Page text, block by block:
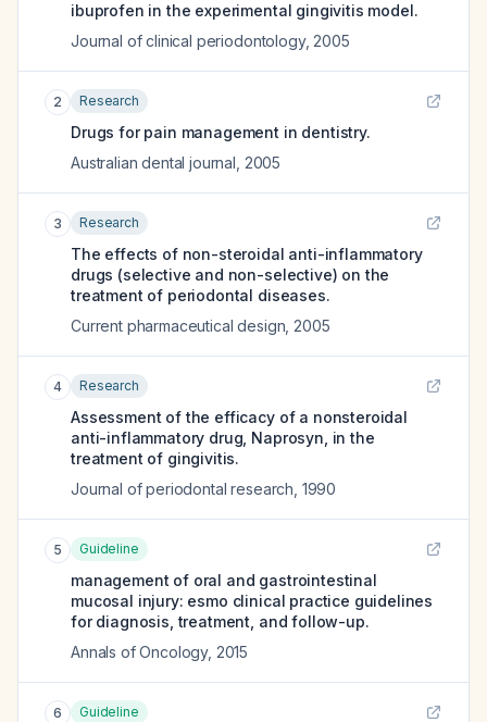
ibuprofen in the experimental gingivitis model.
Journal of clinical periodontology, 2005
2 Research
Drugs for pain management in dentistry.
Australian dental journal 2005
3 Research
The effects of non-steroidal anti-inflammatory
drugs (selective and non-selective) on the
treatment of periodontal diseases.
Current pharmaceutical design 2005
4 Research
Assessment of the efficacy of a nonsteroidal
anti-inflammatory drug, Naprosyn, in the
treatment of gingivitis.
Journal of periodontal research 1990
5 Guideline
management of oral and gastrointestinal
mucosal injury: esmo clinical practice guidelines
for diagnosis, treatment, and follow-up.
Annals of Oncology, 2015
6 Guideline